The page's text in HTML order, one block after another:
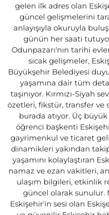
gelen ilk adres olan
güncel gelişmelerini
anlayışıyla okuruyla
günün her saati
Odunpazarı'nın tarihi
sıcak gelişmeler,
Büyükşehir Belediyesi
yaşamına dair tüm
taşınıyor. Kırmızı-Siyah
özetleri, fikstür, transfer ve
burada atıyor. Üç
öğrenci başkenti
gayrimenkul ve ticaret
dinamikleri yakından
yaşamını kolaylaştıran
namaz ve ezan vakitleri,
ulaşım bilgileri, etkinlik
güncel olarak sunulur.
Eskişehir'in sesi olan